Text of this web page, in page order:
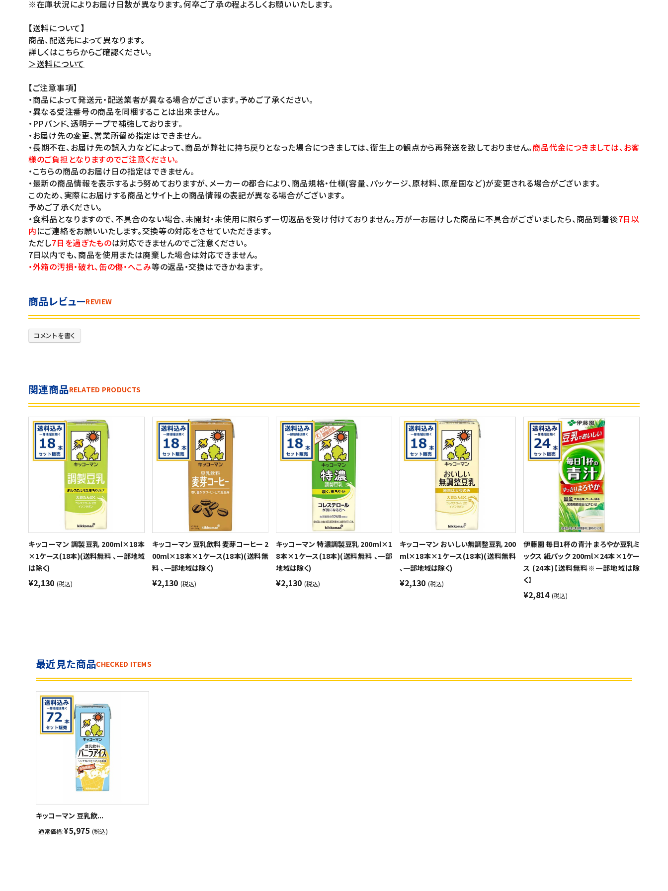
※在庫状況によりお届け日数が異なります。何卒ご了承の程よろしくお願いいたします。
【送料について】
商品、配送先によって異なります。
詳しくはこちらからご確認ください。
＞送料について
【ご注意事項】
・商品によって発送元・配送業者が異なる場合がございます。予めご了承ください。
・異なる受注番号の商品を同梱することは出来ません。
・PPバンド、透明テープで補強しております。
・お届け先の変更、営業所留め指定はできません。
・長期不在、お届け先の誤入力などによって、商品が弊社に持ち戻りとなった場合につきましては、衛生上の観点から再発送を致しておりません。商品代金につきましては、お客
様のご負担となりますのでご注意ください。
・こちらの商品のお届け日の指定はできません。
・最新の商品情報を表示するよう努めておりますが、メーカーの都合により、商品規格・仕様(容量、パッケージ、原材料、原産国など)が変更される場合がございます。
このため、実際にお届けする商品とサイト上の商品情報の表記が異なる場合がございます。
予めご了承ください。
・食料品となりますので、不具合のない場合、未開封・未使用に限らず一切返品を受け付けておりません。万が一お届けした商品に不具合がございましたら、商品到着後7日以
内にご連絡をお願いいたします。交換等の対応をさせていただきます。
ただし7日を過ぎたものは対応できませんのでご注意ください。
7日以内でも、商品を使用または廃棄した場合は対応できません。
・外箱の汚損・破れ、缶の傷・へこみ等の返品・交換はできかねます。
商品レビューREVIEW
コメントを書く
関連商品RELATED PRODUCTS
キッコーマン 調製豆乳 200ml×18本
×1ケース(18本)(送料無料 、一部地域
は除く)
¥2,130 (税込)
キッコーマン 豆乳飲料 麦芽コーヒー 2
00ml×18本×1ケース(18本)(送料無
料 、一部地域は除く)
¥2,130 (税込)
キッコーマン 特濃調製豆乳 200ml×1
8本×1ケース(18本)(送料無料 、一部
地域は除く)
¥2,130 (税込)
キッコーマン おいしい無調整豆乳 200
ml×18本×1ケース(18本)(送料無料
、一部地域は除く)
¥2,130 (税込)
伊藤園 毎日1杯の青汁 まろやか豆乳ミ
ックス 紙パック 200ml×24本×1ケー
ス (24本)【送料無料※一部地域は除
く】
¥2,814 (税込)
最近見た商品CHECKED ITEMS
キッコーマン 豆乳飲...
通常価格:¥5,975 (税込)